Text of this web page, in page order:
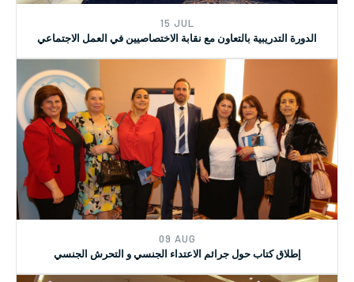
15 JUL
الدورة التدريبية بالتعاون مع نقابة الاختصاصيين في العمل الاجتماعي
09 AUG
إطلاق كتاب حول جرائم الاعتداء الجنسي و التحرش الجنسي